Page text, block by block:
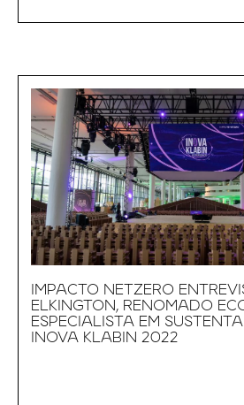
IMPACTO NETZERO
ELKINGTON, RENOMADO
ESPECIALISTA EM
INOVA KLABIN 2022